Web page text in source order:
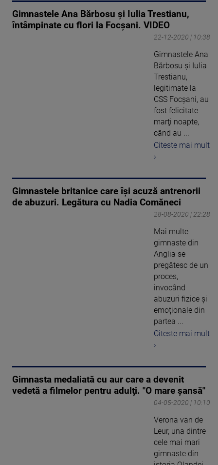
Gimnastele Ana Bărbosu şi Iulia Trestianu,
întâmpinate cu flori la Focşani. VIDEO
22-12-2020 | 10:38
Gimnastele Ana
Bărbosu şi Iulia
Trestianu,
legitimate la
CSS Focşani, au
fost felicitate
marţi noapte,
când au ...
Citeste mai mult
›
Gimnastele britanice care își acuză antrenorii
de abuzuri. Legătura cu Nadia Comăneci
28-08-2020 | 22:28
Mai multe
gimnaste din
Anglia se
pregătesc de un
proces,
invocând
abuzuri fizice și
emoționale din
partea ...
Citeste mai mult
›
Gimnasta medaliată cu aur care a devenit
vedetă a filmelor pentru adulţi. "O mare şansă"
04-05-2020 | 10:10
Verona van de
Leur, una dintre
cele mai mari
gimnaste din